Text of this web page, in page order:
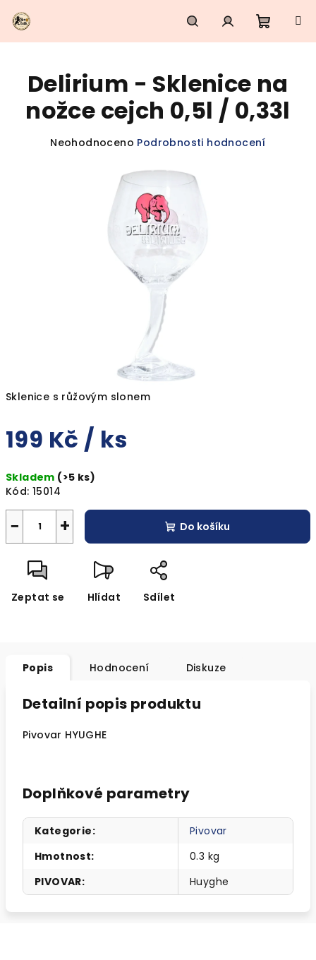
na
obsah
HledatPřihlášení
košík
Sklenice s růžovým slonem
199 Kč / ks
cena:
Skladem (>5 ks)
Kód: 15014
+
− Do košíku
Zeptat se Hlídat Sdílet
Delirium - Sklenice na
nožce cejch 0,5l / 0,33l
Průměrné
Neohodnoceno Podrobnosti hodnocení
Popis Hodnocení Diskuze
Detailní popis produktu
Pivovar HYUGHE
Doplňkové parametry
Kategorie:
Pivovar
Hmotnost:
0.3 kg
PIVOVAR: Huyghe